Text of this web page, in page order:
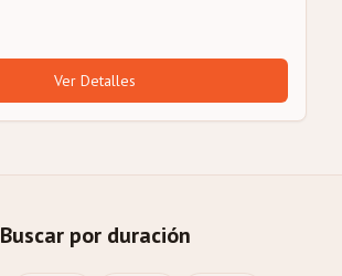
Ver Detalles
Buscar por duración